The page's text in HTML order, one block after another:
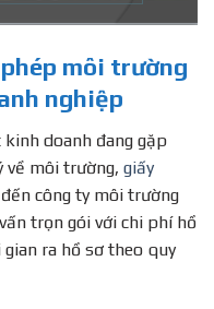
môi trường
nghiệp
doanh đang gặp
về môi trường, giấy
công ty môi trường
trọn gói với chi phí hồ
ra hồ sơ theo quy